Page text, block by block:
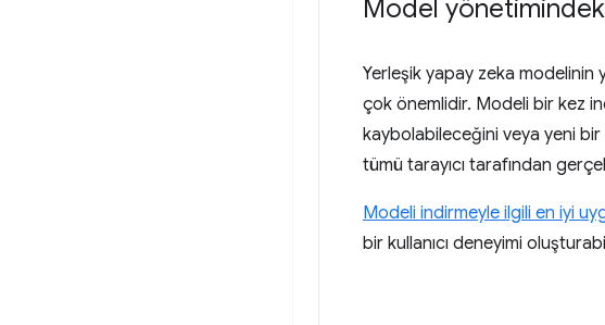
Model
Yerleşik yapay zeka modelinin
çok önemlidir. Modeli bir kez
kaybolabileceğini veya yeni bir
tümü tarayıcı tarafından
Modeli indirmeyle ilgili en iyi
bir kullanıcı deneyimi